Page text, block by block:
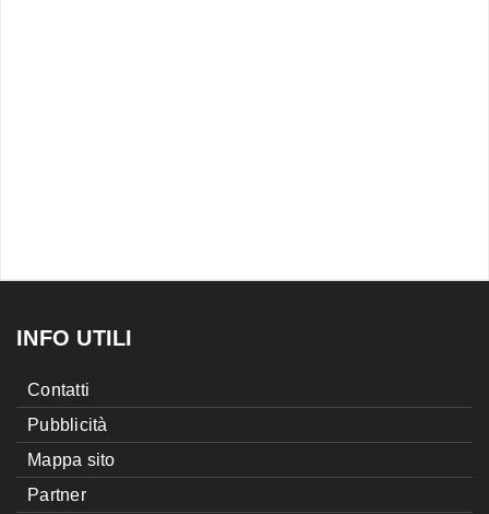
INFO UTILI
Contatti
Pubblicità
Mappa sito
Partner